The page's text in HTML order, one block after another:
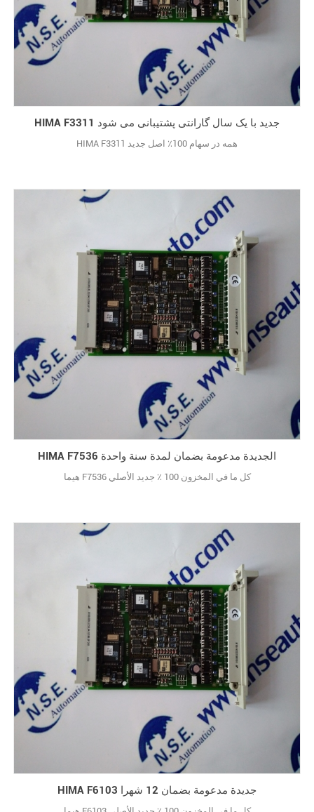
HIMA F3311 جدید با یک سال گارانتی پشتیبانی می شود
HIMA F3311 همه در سهام 100٪ اصل جدید
HIMA F7536 الجديدة مدعومة بضمان لمدة سنة واحدة
هيما F7536 كل ما في المخزون 100 ٪ جديد الأصلي
HIMA F6103 جديدة مدعومة بضمان 12 شهرا